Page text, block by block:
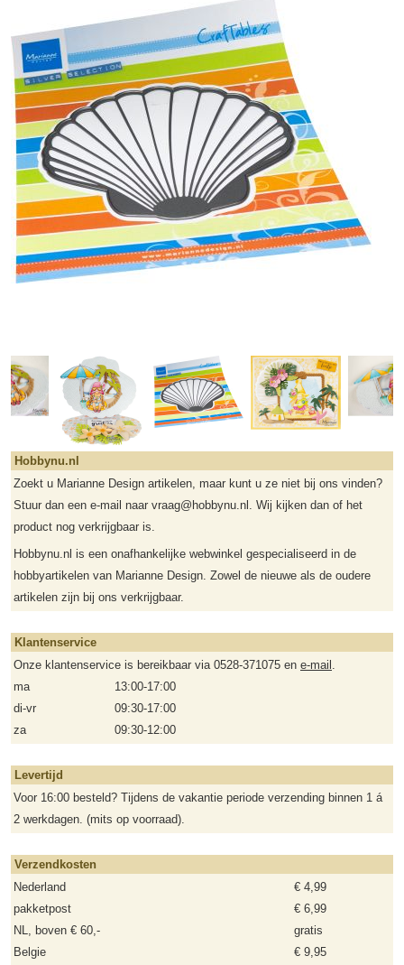
Hobbynu.nl
Zoekt u Marianne Design artikelen, maar kunt u ze niet bij ons vinden?
Stuur dan een e-mail naar vraag@hobbynu.nl. Wij kijken dan of het
product nog verkrijgbaar is.
Hobbynu.nl is een onafhankelijke webwinkel gespecialiseerd in de
hobbyartikelen van Marianne Design. Zowel de nieuwe als de oudere
artikelen zijn bij ons verkrijgbaar.
Klantenservice
Onze klantenservice is bereikbaar via 0528-371075 en e-mail .
ma
13:00-17:00
di-vr
09:30-17:00
za
09:30-12:00
Levertijd
Voor 16:00 besteld? Tijdens de vakantie periode verzending binnen 1 á
2 werkdagen. (mits op voorraad).
Verzendkosten
Nederland
€ 4,99
pakketpost
€ 6,99
NL, boven € 60,-
gratis
Belgie
€ 9,95